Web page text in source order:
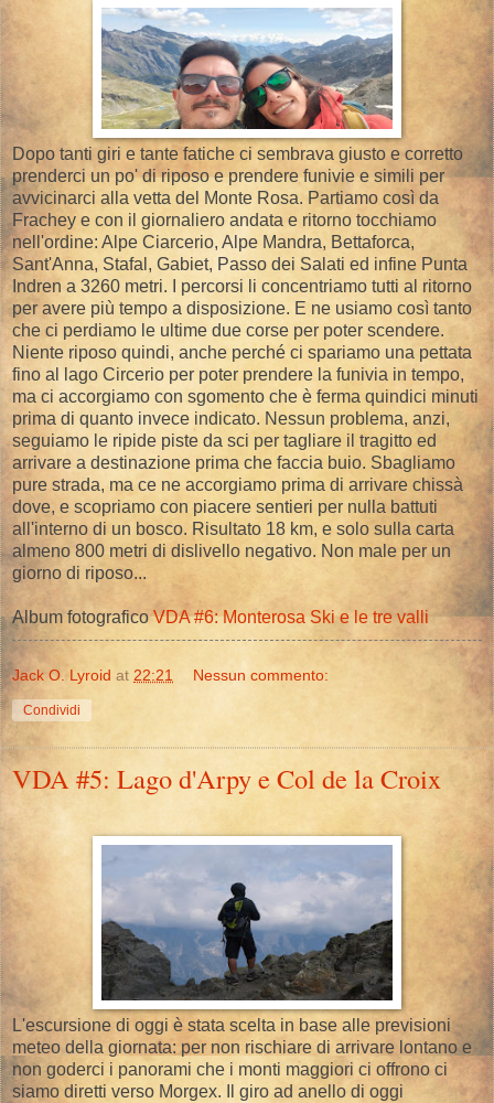
Dopo tanti giri e tante fatiche ci sembrava giusto e corretto
prenderci un po' di riposo e prendere funivie e simili per
avvicinarci alla vetta del Monte Rosa. Partiamo così da
Frachey e con il giornaliero andata e ritorno tocchiamo
nell'ordine: Alpe Ciarcerio, Alpe Mandra, Bettaforca,
Sant'Anna, Stafal, Gabiet, Passo dei Salati ed infine Punta
Indren a 3260 metri. I percorsi li concentriamo tutti al ritorno
per avere più tempo a disposizione. E ne usiamo così tanto
che ci perdiamo le ultime due corse per poter scendere.
Niente riposo quindi, anche perché ci spariamo una pettata
fino al lago Circerio per poter prendere la funivia in tempo,
ma ci accorgiamo con sgomento che è ferma quindici minuti
prima di quanto invece indicato. Nessun problema, anzi,
seguiamo le ripide piste da sci per tagliare il tragitto ed
arrivare a destinazione prima che faccia buio. Sbagliamo
pure strada, ma ce ne accorgiamo prima di arrivare chissà
dove, e scopriamo con piacere sentieri per nulla battuti
all'interno di un bosco. Risultato 18 km, e solo sulla carta
almeno 800 metri di dislivello negativo. Non male per un
giorno di riposo...
Album fotograficoVDA #6: Monterosa Ski e le tre valli
Jack O. Lyroid at 22:21 Nessun commento:
Condividi
VDA #5: Lago d'Arpy e Col de la Croix
L'escursione di oggi è stata scelta in base alle previsioni
meteo della giornata: per non rischiare di arrivare lontano e
non goderci i panorami che i monti maggiori ci offrono ci
siamo diretti verso Morgex. Il giro ad anello di oggi